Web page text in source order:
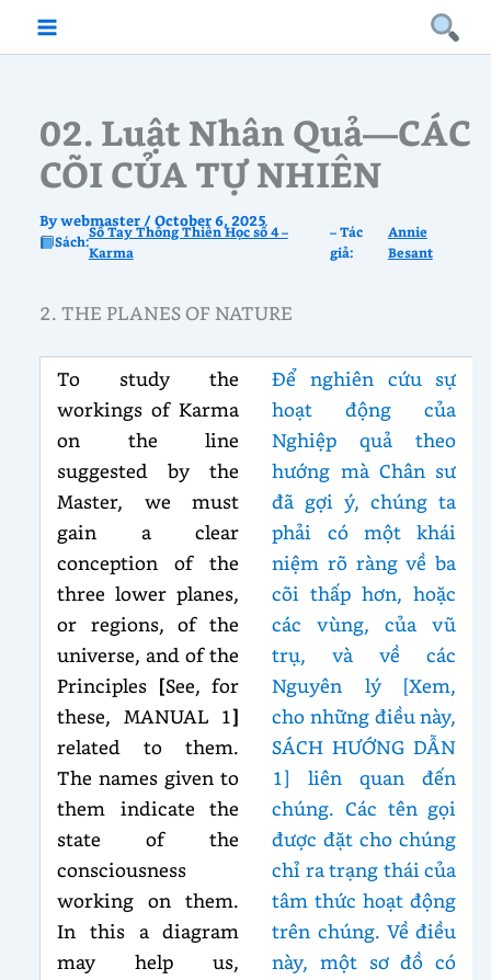
02. Luật Nhân Quả—CÁC
CÕI CỦA TỰ NHIÊN
Bywebmaster /October 6, 2025
Sách:
Sổ Tay Thông Thiên Học số 4 –
Karma
– Tác
giả:
Annie
Besant
2. THE PLANES OF NATURE
To study the
workings of Karma
on the line
suggested by the
Master, we must
gain a clear
conception of the
three lower planes,
or regions, of the
universe, and of the
Principles [See, for
these, MANUAL 1]
related to them.
The names given to
them indicate the
state of the
consciousness
working on them.
In this a diagram
may help us,
Để nghiên cứu sự
hoạt động của
Nghiệp quả theo
hướng mà Chân sư
đã gợi ý, chúng ta
phải có một khái
niệm rõ ràng về ba
cõi thấp hơn, hoặc
các vùng, của vũ
trụ, và về các
Nguyên lý [Xem,
cho những điều này,
SÁCH HƯỚNG DẪN
1] liên quan đến
chúng. Các tên gọi
được đặt cho chúng
chỉ ra trạng thái của
tâm thức hoạt động
trên chúng. Về điều
này, một sơ đồ có